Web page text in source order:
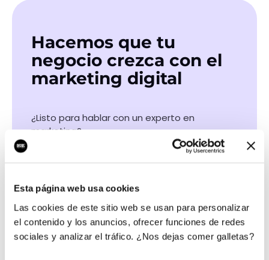
Esta página web usa cookies
Las cookies de este sitio web se usan para personalizar
el contenido y los anuncios, ofrecer funciones de redes
sociales y analizar el tráfico. ¿Nos dejas comer galletas?
Hacemos que tu
negocio crezca con el
marketing digital
¿Listo para hablar con un experto en
marketing?
Las certificaciones de nuestros profesionales